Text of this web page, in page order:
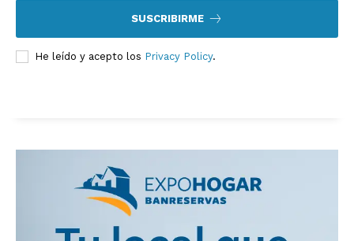
SUSCRIBIRME
He leído y acepto los Privacy Policy.